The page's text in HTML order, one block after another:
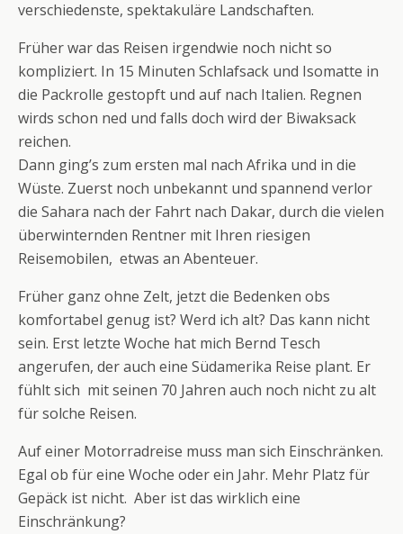
verschiedenste, spektakuläre Landschaften.
Früher war das Reisen irgendwie noch nicht so
kompliziert. In 15 Minuten Schlafsack und Isomatte in
die Packrolle gestopft und auf nach Italien. Regnen
wirds schon ned und falls doch wird der Biwaksack
reichen.
Dann ging’s zum ersten mal nach Afrika und in die
Wüste. Zuerst noch unbekannt und spannend verlor
die Sahara nach der Fahrt nach Dakar, durch die vielen
überwinternden Rentner mit Ihren riesigen
Reisemobilen, etwas an Abenteuer.
Früher ganz ohne Zelt, jetzt die Bedenken obs
komfortabel genug ist? Werd ich alt? Das kann nicht
sein. Erst letzte Woche hat mich Bernd Tesch
angerufen, der auch eine Südamerika Reise plant. Er
fühlt sich mit seinen 70 Jahren auch noch nicht zu alt
für solche Reisen.
Auf einer Motorradreise muss man sich Einschränken.
Egal ob für eine Woche oder ein Jahr. Mehr Platz für
Gepäck ist nicht. Aber ist das wirklich eine
Einschränkung?